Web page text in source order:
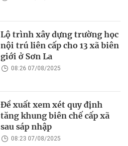
Lộ trình xây dựng trường học
nội trú liên cấp cho 13 xã biên
giới ở Sơn La
08:26 07/08/2025
Đề xuất xem xét quy định
tăng khung biên chế cấp xã
sau sáp nhập
08:23 07/08/2025